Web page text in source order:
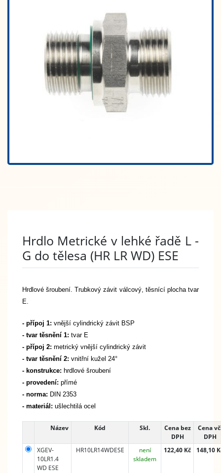
Hrdlo Metrické v lehké řadě L -
G do tělesa (HR LR WD) ESE
Hrdlové šroubení.Trubkový závit válcový, těsnící plocha tvar
E.
- přípoj 1: vnější cylindrický závit BSP
- tvar těsnění 1: tvar E
- přípoj 2: metrický vnější cylindrický závit
- tvar těsnění 2: vnitřní kužel 24°
- konstrukce: hrdlové šroubení
- provedení: přímé
- norma: DIN 2353
- materiál: ušlechtilá ocel
Název Kód Skl.
Cena bez
DPH
Cena
DPH
XGEV-
10LR1.4
WD ESE
HR10LR14WDESE
není
skladem
122,40 Kč 148,10